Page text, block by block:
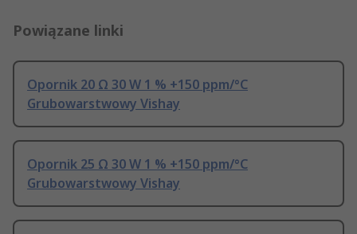
Powiązane linki
Opornik 20 Ω 30 W 1 % +150 ppm/°C
Grubowarstwowy Vishay
Opornik 25 Ω 30 W 1 % +150 ppm/°C
Grubowarstwowy Vishay